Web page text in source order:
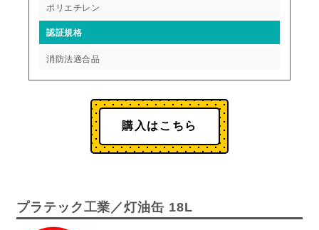
ポリエチレン
認証規格
消防法適合品
購入はこちら
プラテック工業／灯油缶 18L